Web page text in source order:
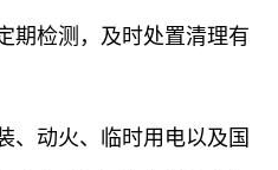
期检测，及时处置清理有
动火、临时用电以及国